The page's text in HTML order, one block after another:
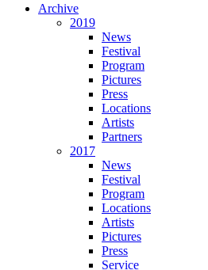
Archive
2019
News
Festival
Program
Pictures
Press
Locations
Artists
Partners
2017
News
Festival
Program
Locations
Artists
Pictures
Press
Service